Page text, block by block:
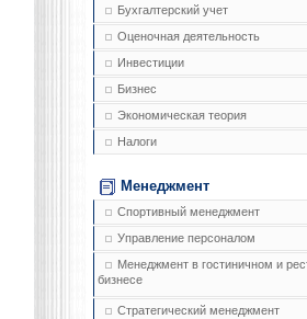
Бухгалтерский учет
Оценочная деятельность
Инвестиции
Бизнес
Экономическая теория
Налоги
Менеджмент
Спортивный менеджмент
Управление персоналом
Менеджмент в гостиничном и
бизнесе
Стратегический менеджмент